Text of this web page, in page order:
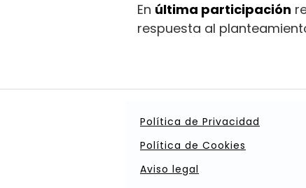
En última participación
respuesta al
Política de Privacidad
Política de Cookies
Aviso legal